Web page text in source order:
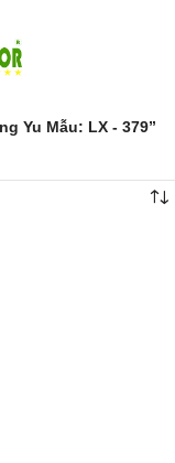
Yu Mẫu: LX - 379”